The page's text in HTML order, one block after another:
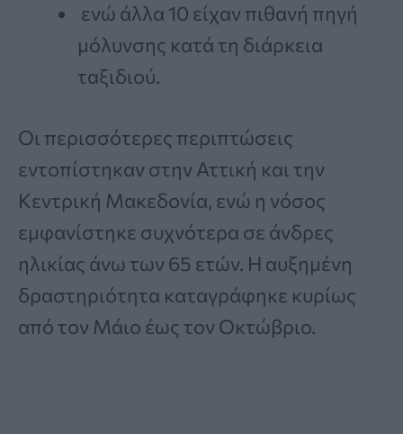
ενώ άλλα 10 είχαν πιθανή πηγή
μόλυνσης κατά τη διάρκεια
ταξιδιού.
Οι περισσότερες περιπτώσεις
εντοπίστηκαν στην Αττική και την
Κεντρική Μακεδονία, ενώ η νόσος
εμφανίστηκε συχνότερα σε άνδρες
ηλικίας άνω των 65 ετών. Η αυξημένη
δραστηριότητα καταγράφηκε κυρίως
από τον Μάιο έως τον Οκτώβριο.